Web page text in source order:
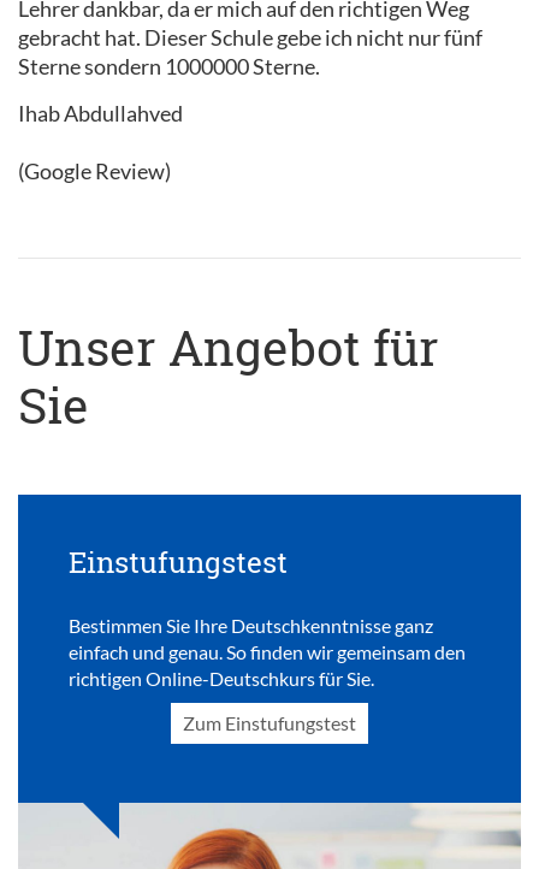
Lehrer dankbar, da er mich auf den richtigen Weg
gebracht hat. Dieser Schule gebe ich nicht nur fünf
Sterne sondern 1000000 Sterne.
Ihab Abdullahved
(Google Review)
Unser Angebot für
Sie
Einstufungstest
Bestimmen Sie Ihre Deutschkenntnisse ganz
einfach und genau. So finden wir gemeinsam den
richtigen Online-Deutschkurs für Sie.
Zum Einstufungstest